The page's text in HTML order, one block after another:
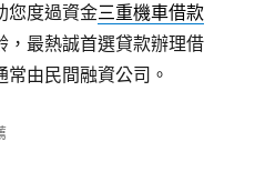
您度過資金三重機車借款
，最熱誠首選貸款辦理借
常由民間融資公司。